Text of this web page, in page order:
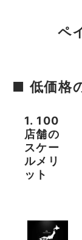
ペ
■ 低価格
1. 100
店舗の
スケー
ルメリ
ット